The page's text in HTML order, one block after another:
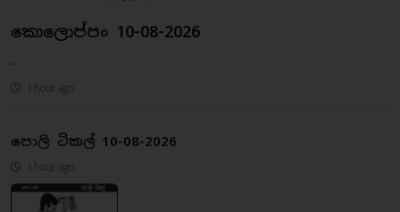
කොලොප්පං 10-08-2026
..
1 hour ago
පොලි ටිකල් 10-08-2026
1 hour ago